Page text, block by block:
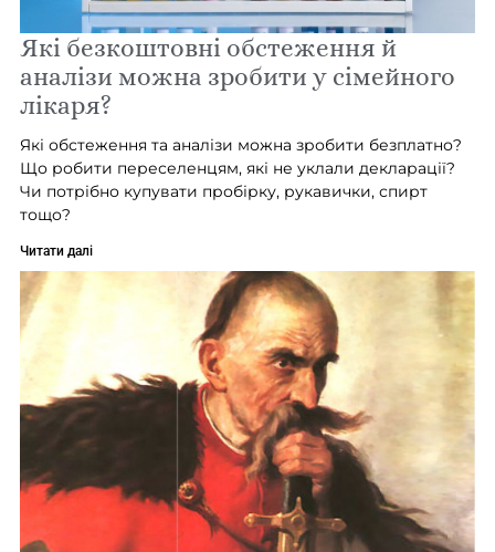
Які безкоштовні обстеження й
аналізи можна зробити у сімейного
лікаря?
Які обстеження та аналізи можна зробити безплатно?
Що робити переселенцям, які не уклали декларації?
Чи потрібно купувати пробірку, рукавички, спирт
тощо?
Читати далі